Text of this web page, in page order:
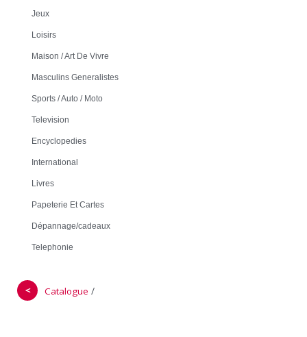
Jeux
Loisirs
Maison / Art De Vivre
Masculins Generalistes
Sports / Auto / Moto
Television
Encyclopedies
International
Livres
Papeterie Et Cartes
Dépannage/cadeaux
Telephonie
＜ Catalogue /